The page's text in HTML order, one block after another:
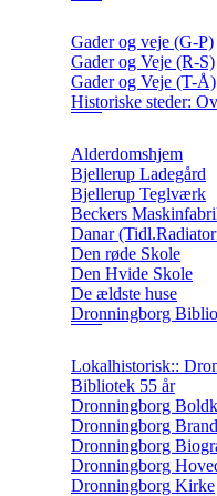
Gader og veje (G-P)
Gader og Veje (R-S)
Gader og Veje (T-Å)
Historiske steder:
Alderdomshjem
Bjellerup Ladegård
Bjellerup Teglværk
Beckers
Danar
Den røde Skole
Den Hvide Skole
De ældste huse
Dronningborg
Lokalhistorisk::
Bibliotek 55 år
Dronningborg
Dronningborg
Dronningborg
Dronningborg
Dronningborg Kirke